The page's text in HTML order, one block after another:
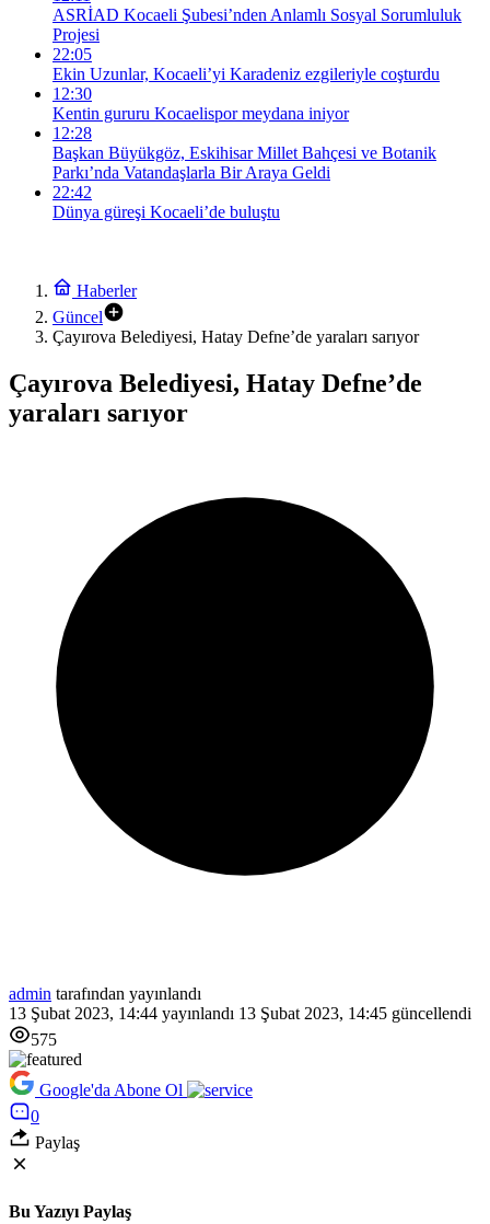
ASRİAD Kocaeli Şubesi’nden Anlamlı Sosyal Sorumluluk
Projesi
22:05
Ekin Uzunlar, Kocaeli’yi Karadeniz ezgileriyle coşturdu
12:30
Kentin gururu Kocaelispor meydana iniyor
12:28
Başkan Büyükgöz, Eskihisar Millet Bahçesi ve Botanik
Parkı’nda Vatandaşlarla Bir Araya Geldi
22:42
Dünya güreşi Kocaeli’de buluştu
Haberler
Güncel
Çayırova Belediyesi, Hatay Defne’de yaraları sarıyor
Çayırova Belediyesi, Hatay Defne’de
yaraları sarıyor
admin tarafından yayınlandı
13 Şubat 2023, 14:44 yayınlandı 13 Şubat 2023, 14:45 güncellendi
575
Google'da Abone Ol
0
Paylaş
Bu Yazıyı Paylaş